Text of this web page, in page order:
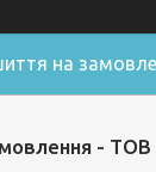
на
- ТОВ